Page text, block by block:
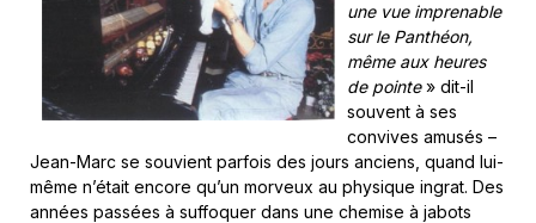
une vue imprenable
sur le Panthéon,
même aux heures
de pointe» dit-il
souvent à ses
convives amusés –
Jean-Marc se souvient parfois des jours anciens, quand lui-
même n’était encore qu’un morveux au physique ingrat. Des
années passées à suffoquer dans une chemise à jabots